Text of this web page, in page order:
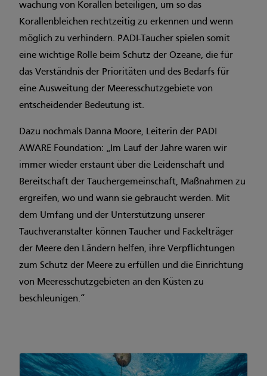
wachung von Korallen beteiligen, um so das
Korallenbleichen rechtzeitig zu erkennen und wenn
möglich zu verhindern. PADI-Taucher spielen somit
eine wichtige Rolle beim Schutz der Ozeane, die für
das Verständnis der Prioritäten und des Bedarfs für
eine Ausweitung der Meeresschutzgebiete von
entscheidender Bedeutung ist.
Dazu nochmals Danna Moore, Leiterin der PADI
AWARE Foundation: „Im Lauf der Jahre waren wir
immer wieder erstaunt über die Leidenschaft und
Bereitschaft der Tauchergemeinschaft, Maßnahmen zu
ergreifen, wo und wann sie gebraucht werden. Mit
dem Umfang und der Unterstützung unserer
Tauchveranstalter können Taucher und Fackelträger
der Meere den Ländern helfen, ihre Verpflichtungen
zum Schutz der Meere zu erfüllen und die Einrichtung
von Meeresschutzgebieten an den Küsten zu
beschleunigen.“